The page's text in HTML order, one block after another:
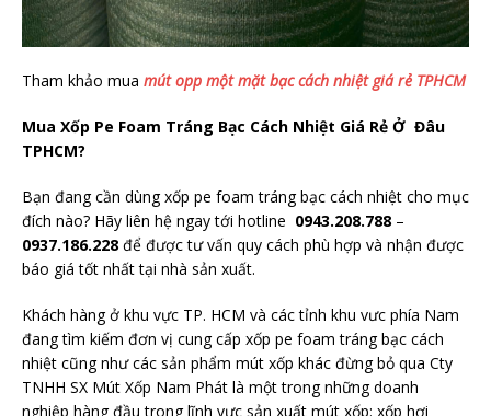
Tham khảo mua mút opp một mặt bạc cách nhiệt giá rẻ TPHCM
Mua Xốp Pe Foam Tráng Bạc Cách Nhiệt Giá Rẻ Ở Đâu
TPHCM?
Bạn đang cần dùng xốp pe foam tráng bạc cách nhiệt cho mục
đích nào? Hãy liên hệ ngay tới hotline 0943.208.788 –
0937.186.228 để được tư vấn quy cách phù hợp và nhận được
báo giá tốt nhất tại nhà sản xuất.
Khách hàng ở khu vực TP. HCM và các tỉnh khu vưc phía Nam
đang tìm kiếm đơn vị cung cấp xốp pe foam tráng bạc cách
nhiệt cũng như các sản phẩm mút xốp khác đừng bỏ qua Cty
TNHH SX Mút Xốp Nam Phát là một trong những doanh
nghiệp hàng đầu trong lĩnh vực sản xuất mút xốp: xốp hơi